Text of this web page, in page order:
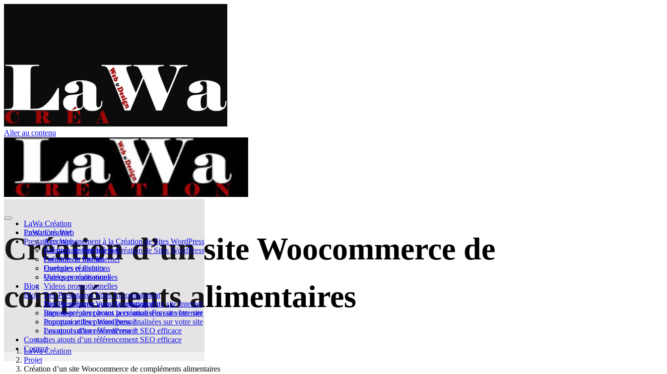
Aller au contenu
LaWa Création
Prestations Web
Accompagnement à la Création de Sites WordPress
Création de Site Internet
Formules et forfaits
Quelques réalisations
Videos promotionnelles
Blog
Des Prestataires Vous Accompagnent
Bien se préparer avant la création d’un site Internet
Importance des photos personnalisées sur votre site
Pourquoi utiliser WordPress ?
Les atouts d’un référencement SEO efficace
Contact
LaWa Création
Prestations Web
Accompagnement à la Création de Sites WordPress
Création de Site Internet
Formules et forfaits
Quelques réalisations
Videos promotionnelles
Blog
Des Prestataires Vous Accompagnent
Bien se préparer avant la création d’un site Internet
Importance des photos personnalisées sur votre site
Pourquoi utiliser WordPress ?
Les atouts d’un référencement SEO efficace
Contact
Créationd’un site Woocommerce de
compléments alimentaires
LaWa Création
Projet
Création d’un site Woocommerce de compléments alimentaires